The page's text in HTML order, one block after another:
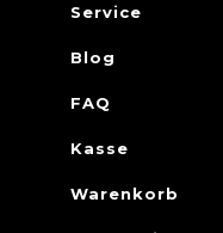
Service
Blog
FAQ
Kasse
Warenkorb